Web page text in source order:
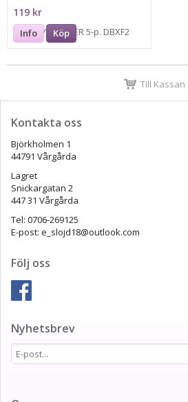
119 kr
Info Köp
Till Kassan
Kontakta oss
Björkholmen 1
44791 Vårgårda
Lagret
Snickargatan 2
447 31 Vårgårda
Tel: 0706-269125
E-post: e_slojd18@outlook.com
Följ oss
Nyhetsbrev